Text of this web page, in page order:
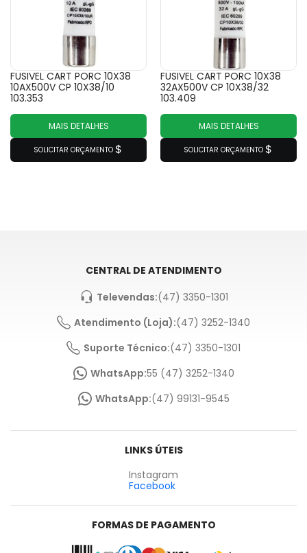
FUSIVEL CART PORC 10X38
10AX500V CP 10X38/10
103.353
MAIS DETALHES
SOLICITAR ORÇAMENTO
FUSIVEL CART PORC 10X38
32AX500V CP 10X38/32
103.409
MAIS DETALHES
SOLICITAR ORÇAMENTO
CENTRAL DE ATENDIMENTO
Televendas:(47) 3350-1301
Atendimento (Loja):(47) 3252-1340
Suporte Técnico:(47) 3350-1301
WhatsApp:55 (47) 3252-1340
WhatsApp:(47) 99131-9545
LINKS ÚTEIS
Instagram
Facebook
FORMAS DE PAGAMENTO